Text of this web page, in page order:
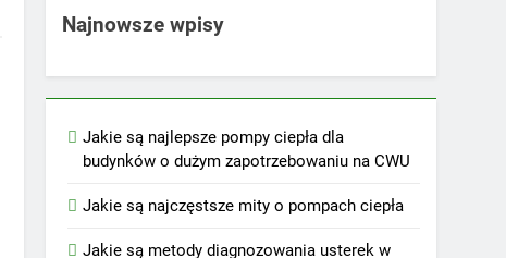
Najnowsze wpisy
Jakie są najlepsze pompy ciepła dla
budynków o dużym zapotrzebowaniu na CWU
Jakie są najczęstsze mity o pompach ciepła
Jakie są metody diagnozowania usterek w